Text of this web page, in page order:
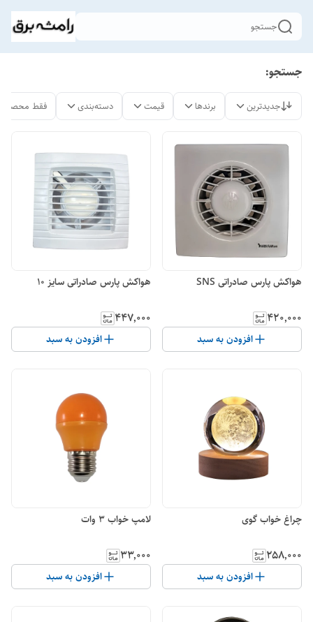
جستجو
جستجو:
جدیدترین برندها قیمت دسته‌بندی فقط
هواکش پارس صادراتی SNS
۴۲۰٬۰۰۰
افزودن به سبد
هواکش پارس صادراتی سایز 10
۴۴۷٬۰۰۰
افزودن به سبد
چراغ خواب گوی
۲۵۸٬۰۰۰
افزودن به سبد
لامپ خواب 3 وات
۳۳٬۰۰۰
افزودن به سبد